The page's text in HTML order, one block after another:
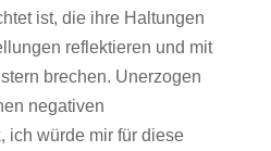
ist, die ihre Haltungen
reflektieren und mit
brechen. Unerzogen
negativen
ich würde mir für diese